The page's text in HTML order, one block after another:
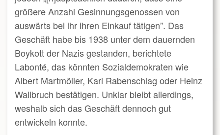
größere Anzahl Gesinnungsgenossen von
auswärts bei ihr ihren Einkauf tätigen”. Das
Geschäft habe bis 1938 unter dem dauernden
Boykott der Nazis gestanden, berichtete
Labonté, das könnten Sozialdemokraten wie
Albert Martmöller, Karl Rabenschlag oder Heinz
Wallbruch bestätigen. Unklar bleibt allerdings,
weshalb sich das Geschäft dennoch gut
entwickeln konnte.